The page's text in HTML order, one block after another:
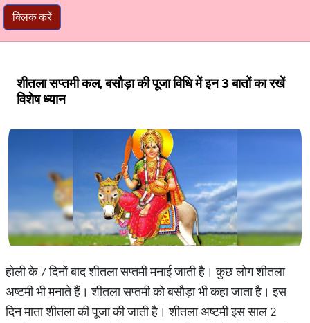
क्लिक करें
शीतला सप्तमी कल, बसौड़ा की पूजा विधि में इन 3 बातों का रखें
विशेष ध्यान
होली के 7 दिनों बाद शीतला सप्तमी मनाई जाती है। कुछ लोग शीतला
अष्टमी भी मनाते हैं। शीतला सप्तमी को बसौड़ा भी कहा जाता है। इस
दिन माता शीतला की पूजा की जाती है। शीतला अष्टमी इस साल 2